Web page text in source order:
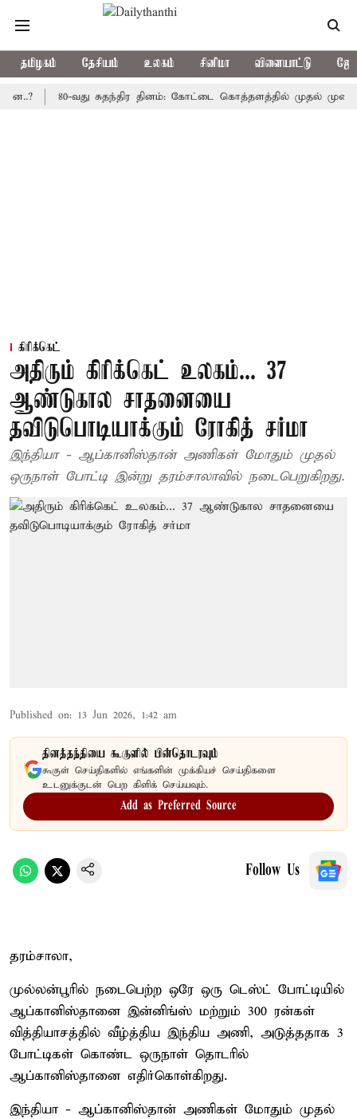
தமிழகம் தேசியம் உலகம் சினிமா விளையாட்டு
80-வது சுதந்திர தினம்: கோட்டை கொத்தளத்தில் முதல் முறையாக
கிரிக்கெட்
அதிரும் கிரிக்கெட் உலகம்... 37
ஆண்டுகால சாதனையை
தவிடுபொடியாக்கும் ரோகித் சர்மா
இந்தியா - ஆப்கானிஸ்தான் அணிகள் மோதும் முதல்
ஒருநாள் போட்டி இன்று தரம்சாலாவில் நடைபெறுகிறது.
Published on: 13 Jun 2026, 1:42 am
தினத்தந்தியை கூகுளில் பின்தொடரவும்
கூகுள் செய்திகளில் எங்களின் முக்கியச் செய்திகளை
உடனுக்குடன் பெற கிளிக் செய்யவும்.
Add as Preferred Source
Follow Us
தரம்சாலா,
முல்லன்பூரில் நடைபெற்ற ஒரே ஒரு டெஸ்ட் போட்டியில்
ஆப்கானிஸ்தானை இன்னிங்ஸ் மற்றும் 300 ரன்கள்
வித்தியாசத்தில் வீழ்த்திய இந்திய அணி, அடுத்ததாக 3
போட்டிகள் கொண்ட ஒருநாள் தொடரில்
ஆப்கானிஸ்தானை எதிர்கொள்கிறது.
இந்தியா - ஆப்கானிஸ்தான் அணிகள் மோதும் முதல்